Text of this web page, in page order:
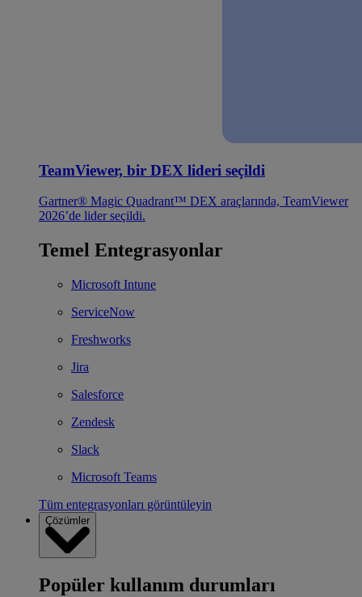
TeamViewer, bir DEX lideri seçildi
Gartner® Magic Quadrant™ DEX araçlarında, TeamViewer
2026’de lider seçildi.
Temel Entegrasyonlar
Microsoft Intune
ServiceNow
Freshworks
Jira
Salesforce
Zendesk
Slack
Microsoft Teams
Tüm entegrasyonları görüntüleyin
Çözümler
Popüler kullanım durumları